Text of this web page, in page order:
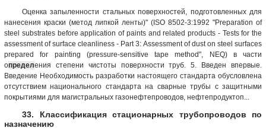
Оценка запыленности стальных поверхностей, подготовленных для
нанесения краски (метод липкой ленты)" (ISO 8502-3:1992 "Preparation of
steel substrates before application of paints and related products - Tests for the
assessment of surface cleanliness - Part 3: Assessment of dust on steel surfaces
prepared for painting (pressure-sensitive tape method", NEQ) в части
определения степени чистоты поверхности труб. 5. Введен впервые.
Введение Необходимость разработки настоящего стандарта обусловлена
отсутствием национального стандарта на сварные трубы с защитными
покрытиями для магистральных газонефтепроводов, нефтепродуктоп...
33. Классификация стационарных трубопроводов по
назначению